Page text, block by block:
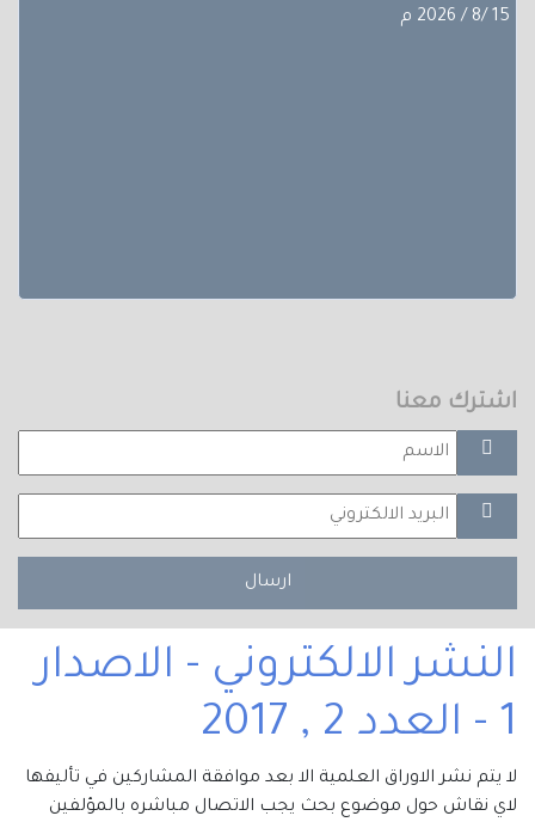
15 /8 / 2026 م
اشترك معنا
ارسال
النشر الالكتروني - الاصدار
1 - العدد 2 , 2017
لا يتم نشر الاوراق العلمية الا بعد موافقة المشاركين في تأليفها
لاي نقاش حول موضوع بحث يجب الاتصال مباشره بالمؤلفين